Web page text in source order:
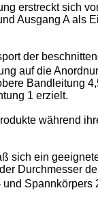
erstreckt sich
Ausgang A als
der
auf die
Bandleitung
1 erzielt.
während
sich ein
Durchmesser